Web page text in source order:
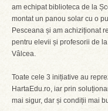
am echipat biblioteca de la
montat un panou solar cu o
Pesceana și am achiziționat
pentru elevii și profesorii de
Vâlcea.
Toate cele 3 inițiative au
HartaEdu.ro, iar prin
mai sigur, dar și condiții mai